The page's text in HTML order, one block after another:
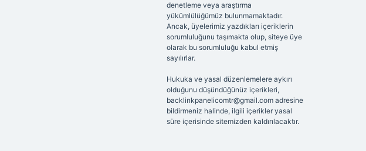
denetleme veya araştırma
yükümlülüğümüz bulunmamaktadır.
Ancak, üyelerimiz yazdıkları içeriklerin
sorumluluğunu taşımakta olup, siteye üye
olarak bu sorumluluğu kabul etmiş
sayılırlar.
Hukuka ve yasal düzenlemelere aykırı
olduğunu düşündüğünüz içerikleri,
backlinkpanelicomtr@gmail.comadresine
bildirmeniz halinde, ilgili içerikler yasal
süre içerisinde sitemizden kaldırılacaktır.